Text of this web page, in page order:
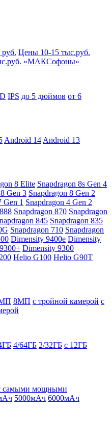
Цены 10-15 тыс.руб.
«МАКСофоны»
IPS до 5 дюймов от 6
Android 14 Android 13
8 Elite Snapdragon 8s Gen 4
Gen 3 Snapdragon 8 Gen 2
Gen 1 Snapdragon 4 Gen 2
Snapdragon 870 Snapdragon
845 Snapdragon 835
Snapdragon 710 Snapdragon
Dimensity 9400e Dimensity
Dimensity 9300
Helio G100 Helio G90T
8МП с тройной камерой с
4/64ГБ 2/32ГБ с 12ГБ
самыми мощными
5000мАч 6000мАч